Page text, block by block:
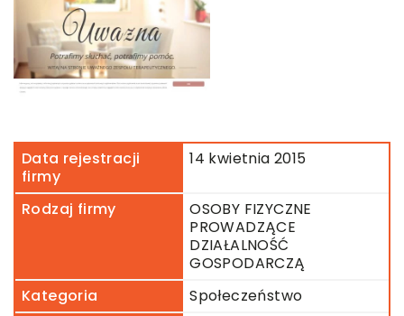
Data rejestracji
firmy
14 kwietnia 2015
Rodzaj firmy
OSOBY FIZYCZNE
PROWADZĄCE
DZIAŁALNOŚĆ
GOSPODARCZĄ
Kategoria
Społeczeństwo